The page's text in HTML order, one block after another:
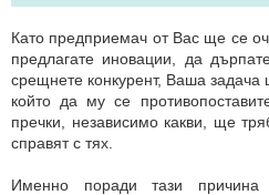
Като предприемач от Вас ще се
предлагате иновации, да
срещнете конкурент, Ваша
който да му се
пречки, независимо какви, ще
справят с тях.
Именно поради тази